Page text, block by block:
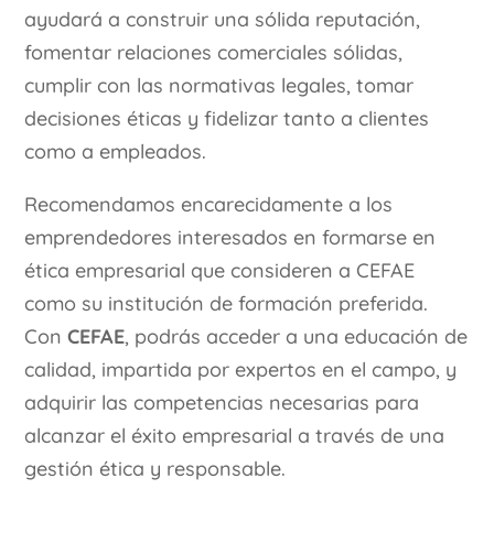
ayudará a construir una sólida reputación,
fomentar relaciones comerciales sólidas,
cumplir con las normativas legales, tomar
decisiones éticas y fidelizar tanto a clientes
como a empleados.
Recomendamos encarecidamente a los
emprendedores interesados en formarse en
ética empresarial que consideren a CEFAE
como su institución de formación preferida.
Con CEFAE, podrás acceder a una educación de
calidad, impartida por expertos en el campo, y
adquirir las competencias necesarias para
alcanzar el éxito empresarial a través de una
gestión ética y responsable.